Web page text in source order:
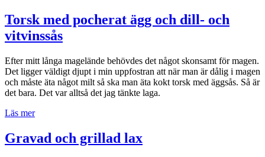
med
grillad
och
vitkål
och
kall
löksås”
Torsk med pocherat ägg och dill- och
vitvinssås
Efter mitt långa magelände behövdes det något skonsamt för magen.
Det ligger väldigt djupt i min uppfostran att när man är dålig i magen
och måste äta något milt så ska man äta kokt torsk med äggsås. Så är
det bara. Det var alltså det jag tänkte laga.
Läs mer”Torsk
pocherat
ägg
Gravad och grillad lax